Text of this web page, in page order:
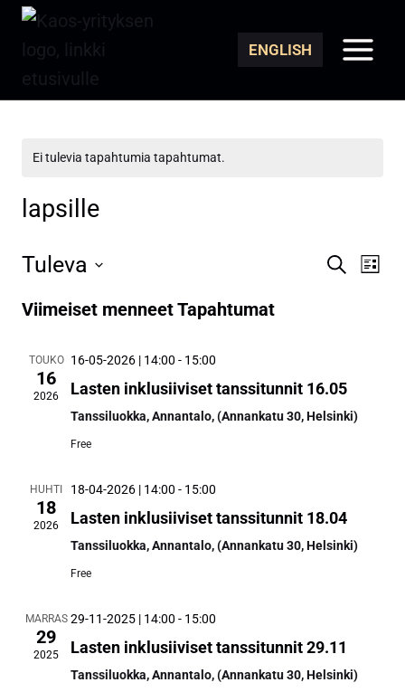
Siirry
sisältöön
ENGLISH
Ei tulevia tapahtumia tapahtumat.
lapsille
Etsi Lista
Tuleva
Viimeiset menneet Tapahtumat
TOUKO
16
2026
16-05-2026 | 14:00 - 15:00
Lasten inklusiiviset tanssitunnit 16.05
Tanssiluokka, Annantalo, (Annankatu 30, Helsinki)
Free
HUHTI
18
2026
18-04-2026 | 14:00 - 15:00
Lasten inklusiiviset tanssitunnit 18.04
Tanssiluokka, Annantalo, (Annankatu 30, Helsinki)
Free
MARRAS
29
2025
29-11-2025 | 14:00 - 15:00
Lasten inklusiiviset tanssitunnit 29.11
Tanssiluokka, Annantalo, (Annankatu 30, Helsinki)